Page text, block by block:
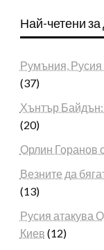
Най-четени за
Румъния, Русия
(37)
Хънтър Байдън:
(20)
Орлин Горанов
Везните да
(13)
Русия атакува
Киев (12)